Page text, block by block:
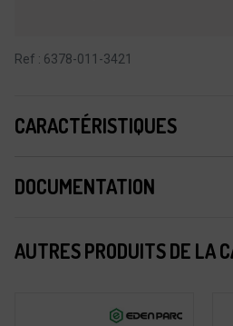
Ref : 6378-011-3421
CARACTÉRISTIQUES
DOCUMENTATION
AUTRES PRODUITS DE LA